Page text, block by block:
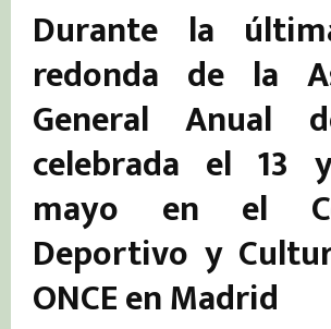
Durante la
redonda de la
General Anual
celebrada el 13
mayo en el
Deportivo y
ONCE en Madrid